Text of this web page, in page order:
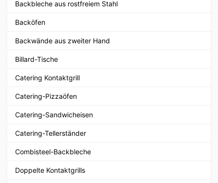
Backbleche aus rostfreiem Stahl
Backöfen
Backwände aus zweiter Hand
Billard-Tische
Catering Kontaktgrill
Catering-Pizzaöfen
Catering-Sandwicheisen
Catering-Tellerständer
Combisteel-Backbleche
Doppelte Kontaktgrills